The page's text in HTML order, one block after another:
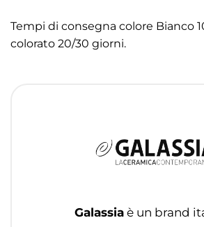
Tempi di consegna colore Bianco
colorato 20/30 giorni.
Galassia è un brand